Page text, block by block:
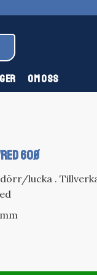
OM OSS
60ø
lucka .